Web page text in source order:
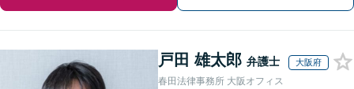
戸田 雄太郎 弁護士 大阪府
春田法律事務所 大阪オフィス